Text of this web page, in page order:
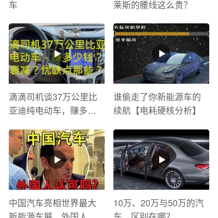
车 莱斯的腰线这么贵？
滴滴司机谈37万公里比
亚迪纯电动车，赚多少
有哪些？
谁偷走了你新能源车的
续航【电耗硬核分析】
中国汽车亮相世界最大
10万、20万与50万的汽